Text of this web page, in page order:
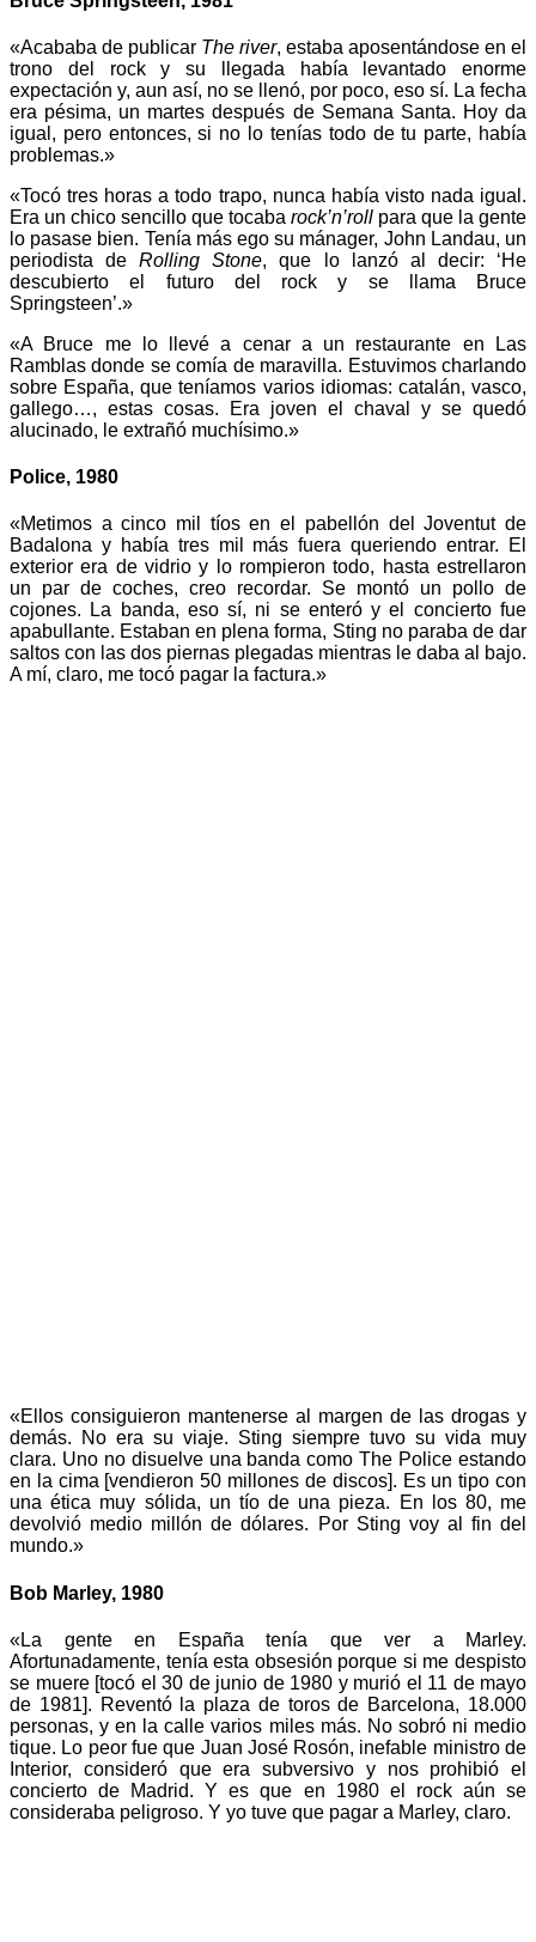
«Acababa de publicar The river, estaba aposentándose en el
trono del rock y su llegada había levantado enorme
expectación y, aun así, no se llenó, por poco, eso sí. La fecha
era pésima, un martes después de Semana Santa. Hoy da
igual, pero entonces, si no lo tenías todo de tu parte, había
problemas.»
«Tocó tres horas a todo trapo, nunca había visto nada igual.
Era un chico sencillo que tocaba rock’n’roll para que la gente
lo pasase bien. Tenía más ego su mánager, John Landau, un
periodista deRolling Stone, que lo lanzó al decir: ‘He
descubierto el futuro del rock y se llama Bruce
Springsteen’.»
«A Bruce me lo llevé a cenar a un restaurante en Las
Ramblas donde se comía de maravilla. Estuvimos charlando
sobre España, que teníamos varios idiomas: catalán, vasco,
gallego…, estas cosas. Era joven el chaval y se quedó
alucinado, le extrañó muchísimo.»
Police, 1980
«Metimos a cinco mil tíos en el pabellón del Joventut de
Badalona y había tres mil más fuera queriendo entrar. El
exterior era de vidrio y lo rompieron todo, hasta estrellaron
un par de coches, creo recordar. Se montó un pollo de
cojones. La banda, eso sí, ni se enteró y el concierto fue
apabullante. Estaban en plena forma, Sting no paraba de dar
saltos con las dos piernas plegadas mientras le daba al bajo.
A mí, claro, me tocó pagar la factura.»
«Ellos consiguieron mantenerse al margen de las drogas y
demás. No era su viaje. Sting siempre tuvo su vida muy
clara. Uno no disuelve una banda como The Police estando
en la cima [vendieron 50 millones de discos]. Es un tipo con
una ética muy sólida, un tío de una pieza. En los 80, me
devolvió medio millón de dólares. Por Sting voy al fin del
mundo.»
Bob Marley, 1980
«La gente en España tenía que ver a Marley.
Afortunadamente, tenía esta obsesión porque si me despisto
se muere [tocó el 30 de junio de 1980 y murió el 11 de mayo
de 1981]. Reventó la plaza de toros de Barcelona, 18.000
personas, y en la calle varios miles más. No sobró ni medio
tique. Lo peor fue que Juan José Rosón, inefable ministro de
Interior, consideró que era subversivo y nos prohibió el
concierto de Madrid. Y es que en 1980 el rock aún se
consideraba peligroso. Y yo tuve que pagar a Marley, claro.